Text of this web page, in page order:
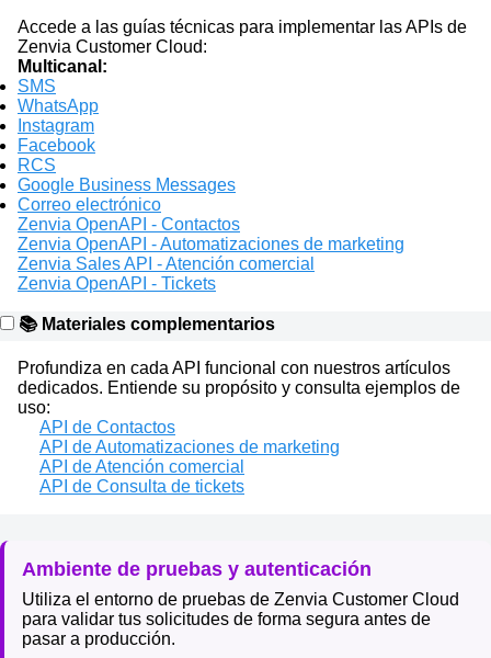
Accede a las guías técnicas para implementar las APIs de
Zenvia Customer Cloud:
Multicanal:
SMS
WhatsApp
Instagram
Facebook
RCS
Google Business Messages
Correo electrónico
Zenvia OpenAPI - Contactos
Zenvia OpenAPI - Automatizaciones de marketing
Zenvia Sales API - Atención comercial
Zenvia OpenAPI - Tickets
📚 Materiales complementarios
Profundiza en cada API funcional con nuestros artículos
dedicados. Entiende su propósito y consulta ejemplos de
uso:
API de Contactos
API de Automatizaciones de marketing
API de Atención comercial
API de Consulta de tickets
Ambiente de pruebas y autenticación
Utiliza el entorno de pruebas de Zenvia Customer Cloud
para validar tus solicitudes de forma segura antes de
pasar a producción.